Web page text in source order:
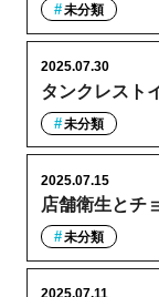
未分類
タンクレスト
2025.07.30
未分類
店舗衛生とチ
2025.07.15
未分類
2025.07.11